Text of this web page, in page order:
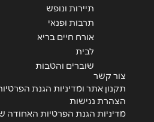
תיירות ונופש
תרבות ופנאי
אורח חיים בריא
לבית
שוברים והטבות
צור קשר
תקנון אתר ומדיניות הגנת
הצהרת נגישות
מדיניות הגנת הפרטיות האחודה